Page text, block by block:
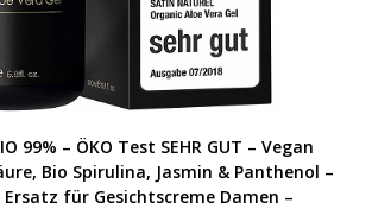
99% – ÖKO Test SEHR GUT – Vegan
Bio Spirulina, Jasmin & Panthenol –
für Gesichtscreme Damen –